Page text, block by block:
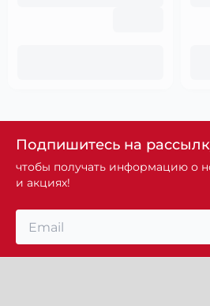
Подпишитесь на
чтобы получать информацию о
и акциях!